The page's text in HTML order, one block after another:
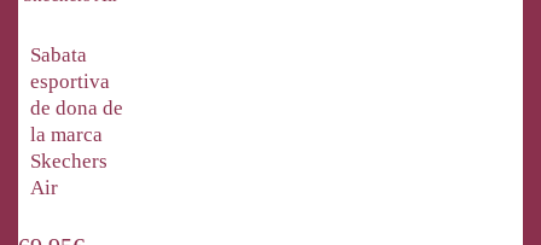
Sabata
esportiva
de dona de
la marca
Skechers
Air